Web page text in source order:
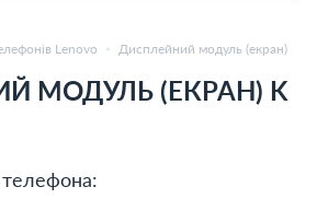
Lenovo Дисплейний модуль (екран)
МОДУЛЬ (ЕКРАН) K